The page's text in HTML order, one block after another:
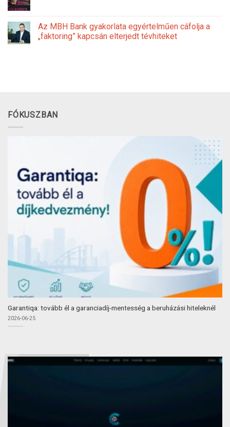
Az MBH Bank gyakorlata egyértelműen cáfolja a
„faktoring” kapcsán elterjedt tévhiteket
FÓKUSZBAN
Garantiqa: tovább él a garanciadíj-mentesség a beruházási hiteleknél
2026-06-25